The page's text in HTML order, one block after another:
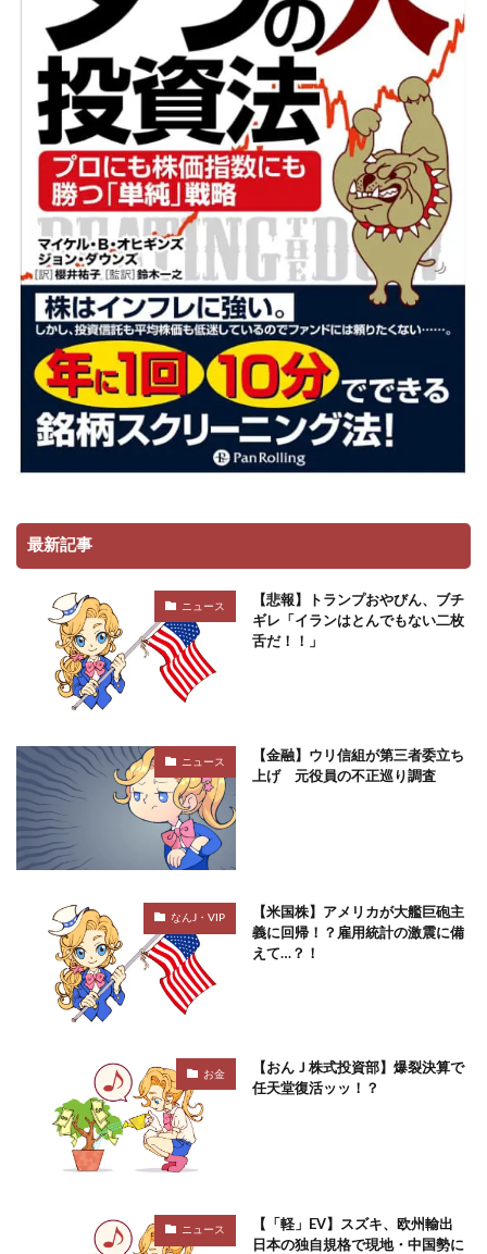
最新記事
ニュース
【悲報】トランプおやびん、ブチ
ギレ「イランはとんでもない二枚
舌だ！！」
ニュース
【金融】ウリ信組が第三者委立ち
上げ 元役員の不正巡り調査
なんJ・VIP
【米国株】アメリカが大艦巨砲主
義に回帰！？雇用統計の激震に備
えて…？！
お金
【おんＪ株式投資部】爆裂決算で
任天堂復活ッッ！？
ニュース
【「軽」EV】スズキ、欧州輸出
日本の独自規格で現地・中国勢に